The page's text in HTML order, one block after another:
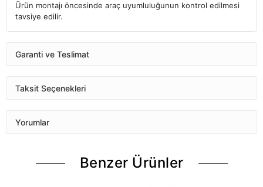
Ürün montajı öncesinde araç uyumluluğunun kontrol edilmesi
tavsiye edilir.
Garanti ve Teslimat
Taksit Seçenekleri
Yorumlar
Benzer Ürünler